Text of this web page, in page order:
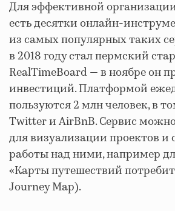
Для эффективной
есть десятки онлайн-
из самых популярных таких
в 2018 году стал пермский
RealTimeBoard — в ноябре он
инвестиций. Платформой
пользуются 2 млн человек, в
Twitter и AirBnB. Сервис
для визуализации проектов и
работы над ними, например
«Карты путешествий
Journey Map).